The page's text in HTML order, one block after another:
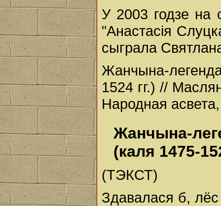
У 2003 годзе на
"Анастасія
сыграла
Жанчына-
1524 гг.) //
Народная
Жанчына-
(каля 1475-
(ТЭКСТ)
Здавалася б, лёс